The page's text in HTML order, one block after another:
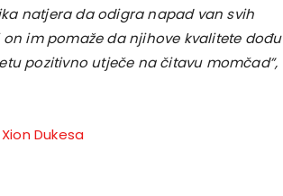
natjera da odigra napad van svih
im pomaže da njihove kvalitete dođu
pozitivno utječe na čitavu momčad”,